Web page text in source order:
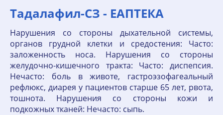
Тадалафил-СЗ - ЕАПТЕКА
Нарушения со стороны дыхательной системы,
органов грудной клетки и средостения: Часто:
заложенность носа. Нарушения со стороны
желудочно-кишечного тракта: Часто: диспепсия.
Нечасто: боль в животе, гастроэзофагеальный
рефлюкс, диарея у пациентов старше 65 лет, рвота,
тошнота. Нарушения со стороны кожи и
подкожных тканей: Нечасто: сыпь.